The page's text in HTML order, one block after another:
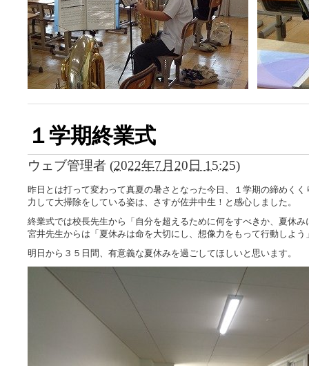
１学期終業式
ウェブ管理者 (2022年7月20日 15:25)
昨日とは打って変わって真夏の暑さとなった今日、１学期の締めく
力して大掃除をしている姿は、さすが佐井中生！と感心しました。
終業式では校長先生から「自分を超えるために何をすべきか、夏休
宮井先生からは「夏休みは命を大切にし、想像力をもって行動しよ
明日から３５日間、有意義な夏休みを過ごしてほしいと思います。